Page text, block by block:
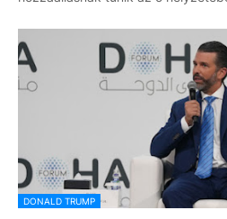
DONALD TRUMP